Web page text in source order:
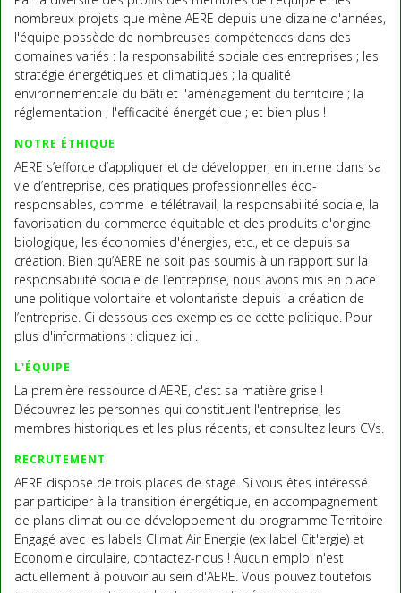
nombreux projets que mène AERE depuis une dizaine d'années,
l'équipe possède de nombreuses compétences dans des
domaines variés : la responsabilité sociale des entreprises ; les
stratégie énergétiques et climatiques ; la qualité
environnementale du bâti et l'aménagement du territoire ; la
réglementation ; l'efficacité énergétique ; et bien plus !
NOTRE ÉTHIQUE
AERE s’efforce d’appliquer et de développer, en interne dans sa
vie d’entreprise, des pratiques professionnelles éco-
responsables, comme le télétravail, la responsabilité sociale, la
favorisation du commerce équitable et des produits d'origine
biologique, les économies d'énergies, etc., et ce depuis sa
création. Bien qu’AERE ne soit pas soumis à un rapport sur la
responsabilité sociale de l’entreprise, nous avons mis en place
une politique volontaire et volontariste depuis la création de
l’entreprise. Ci dessous des exemples de cette politique. Pour
plus d'informations : cliquez ici .
L'ÉQUIPE
La première ressource d'AERE, c'est sa matière grise !
Découvrez les personnes qui constituent l'entreprise, les
membres historiques et les plus récents, et consultez leurs CVs.
RECRUTEMENT
AERE dispose de trois places de stage. Si vous êtes intéressé
par participer à la transition énergétique, en accompagnement
de plans climat ou de développement du programme Territoire
Engagé avec les labels Climat Air Energie (ex label Cit'ergie) et
Economie circulaire, contactez-nous ! Aucun emploi n'est
actuellement à pouvoir au sein d'AERE. Vous pouvez toutefois